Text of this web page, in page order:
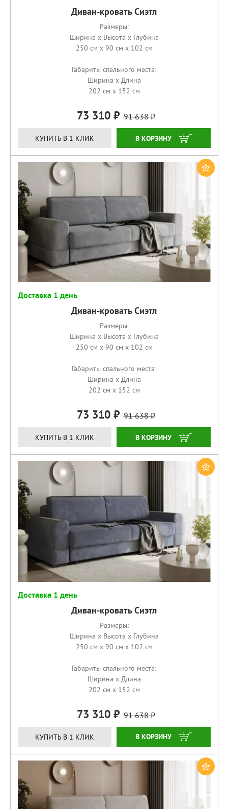
Диван-кровать Сиэтл
Размеры:
Ширина x Высота x Глубина
250 см x 90 см x 102 см
Габариты спального места:
Ширина x Длина
202 см x 152 см
73 310 91 638
КУПИТЬ В 1 КЛИК КУПИТЬ
Доставка 1 день
Диван-кровать Сиэтл
Размеры:
Ширина x Высота x Глубина
250 см x 90 см x 102 см
Габариты спального места:
Ширина x Длина
202 см x 152 см
73 310 91 638
КУПИТЬ В 1 КЛИК КУПИТЬ
Доставка 1 день
Диван-кровать Сиэтл
Размеры:
Ширина x Высота x Глубина
250 см x 90 см x 102 см
Габариты спального места:
Ширина x Длина
202 см x 152 см
73 310 91 638
КУПИТЬ В 1 КЛИК КУПИТЬ